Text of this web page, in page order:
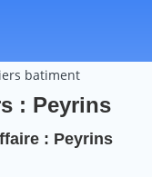
batiment
: Peyrins
: Peyrins